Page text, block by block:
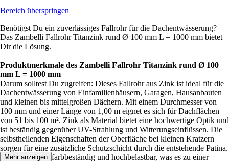
Bereich überspringen
Benötigst Du ein zuverlässiges Fallrohr für die Dachentwässerung?
Das Zambelli Fallrohr Titanzink rund Ø 100 mm L = 1000 mm bietet
Dir die Lösung.
Produktmerkmale des Zambelli Fallrohr Titanzink rund Ø 100
mm L = 1000 mm
Darum solltest Du zugreifen: Dieses Fallrohr aus Zink ist ideal für die
Dachentwässerung von Einfamilienhäusern, Garagen, Hausanbauten
und kleinen bis mittelgroßen Dächern. Mit einem Durchmesser von
100 mm und einer Länge von 1,00 m eignet es sich für Dachflächen
von 51 bis 100 m². Zink als Material bietet eine hochwertige Optik und
ist beständig gegenüber UV-Strahlung und Witterungseinflüssen. Die
selbstheilenden Eigenschaften der Oberfläche bei kleinen Kratzern
sorgen für eine zusätzliche Schutzschicht durch die entstehende Patina.
Das Fallrohr ist farbbeständig und hochbelastbar, was es zu einer
Mehr anzeigen